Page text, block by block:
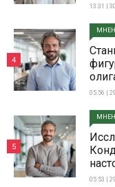
13:31 |
05:56 |
4
05:53 |
5